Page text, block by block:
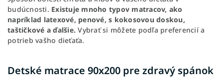
budúcnosti. Existuje mnoho typov matracov, ako
napríklad latexové, penové, s kokosovou doskou,
taštičkové a ďalšie. Vybrať si môžete podľa preferencií a
potrieb vašho dieťaťa.
Detské matrace 90x200 pre zdravý spánok